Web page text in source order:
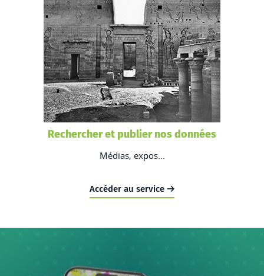
Rechercher et publier nos données
Médias, expos...
Accéder au service